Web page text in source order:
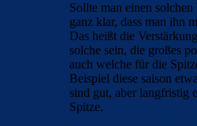
Sollte man einen
ganz klar, dass man ihn
Das heißt die
solche sein, die großes
auch welche für die
Beispiel diese saison
sind gut, aber langfristig
Spitze.